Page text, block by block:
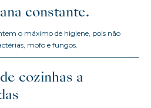
constante.
o máximo de higiene, pois não
mofo e fungos.
cozinhas a